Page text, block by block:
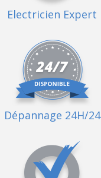
Electricien Expert
Dépannage 24H/24